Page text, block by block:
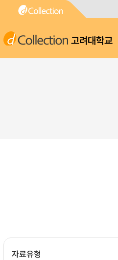
고려대학교
자료유형